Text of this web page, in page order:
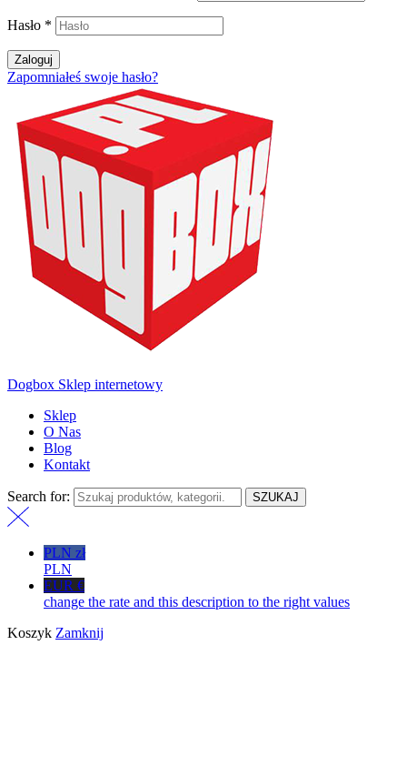
Hasło *
Zaloguj
Zapomniałeś swoje hasło?
Dogbox Sklep internetowy
Sklep
O Nas
Blog
Kontakt
Search for: SZUKAJ
PLN zł
PLN
EUR €
change the rate and this description to the right values
Koszyk Zamknij